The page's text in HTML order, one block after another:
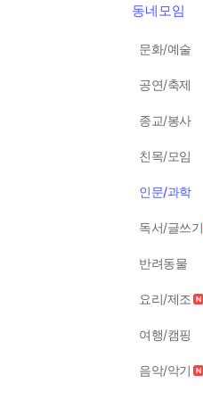
동네모임
문화/예술
공연/축제
종교/봉사
친목/모임
인문/과학
독서/글쓰기
반려동물
요리/제조
여행/캠핑
음악/악기